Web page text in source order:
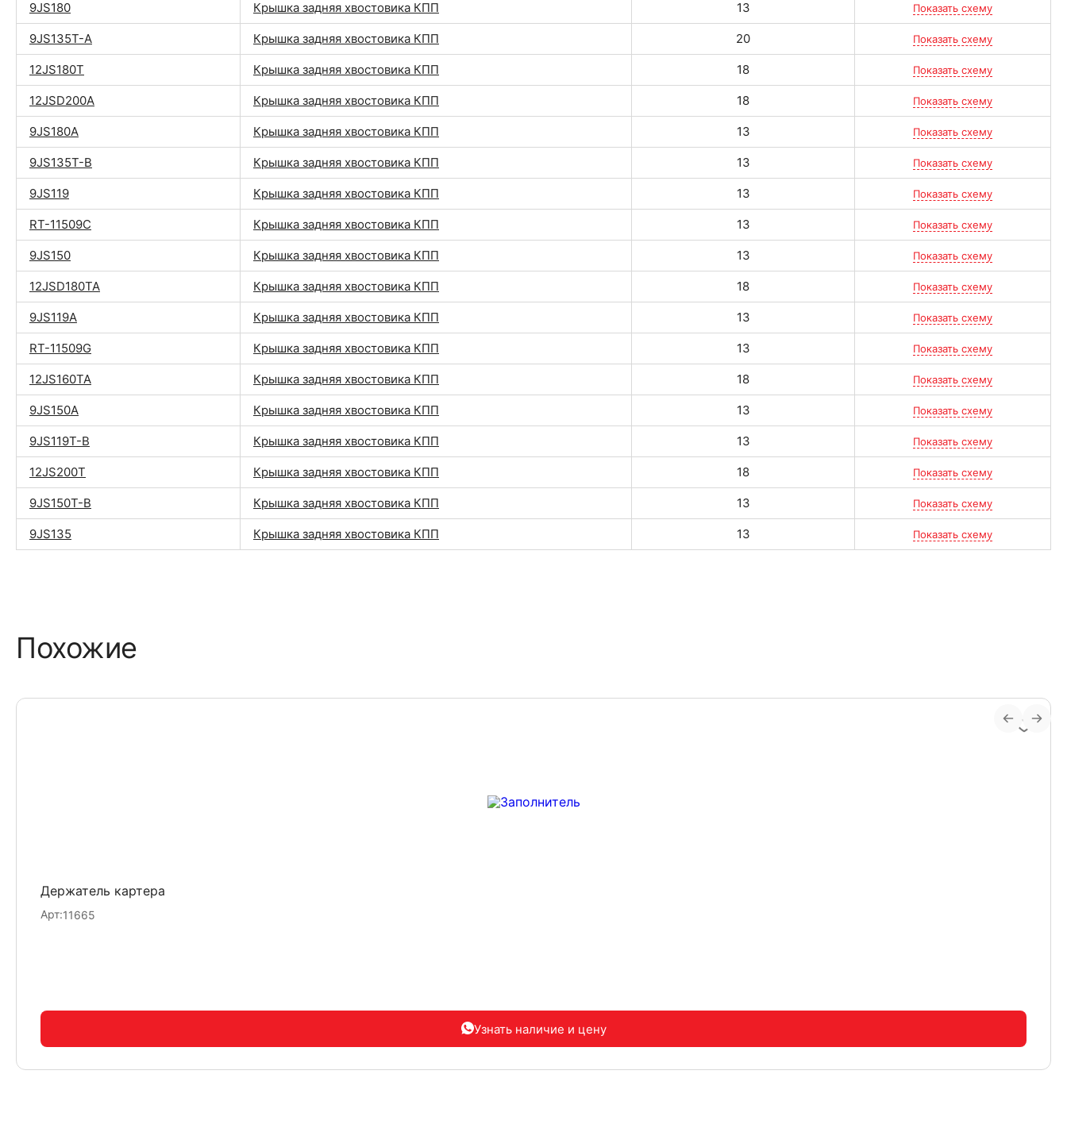
9JS180 Крышка задняя хвостовика КПП 13 Показать схему
9JS135T-A Крышка задняя хвостовика КПП 20 Показать схему
12JS180T Крышка задняя хвостовика КПП 18 Показать схему
12JSD200A Крышка задняя хвостовика КПП 18 Показать схему
9JS180A Крышка задняя хвостовика КПП 13 Показать схему
9JS135T-B Крышка задняя хвостовика КПП 13 Показать схему
9JS119 Крышка задняя хвостовика КПП 13 Показать схему
RT-11509C Крышка задняя хвостовика КПП 13 Показать схему
9JS150 Крышка задняя хвостовика КПП 13 Показать схему
12JSD180TA Крышка задняя хвостовика КПП 18 Показать схему
9JS119A Крышка задняя хвостовика КПП 13 Показать схему
RT-11509G Крышка задняя хвостовика КПП 13 Показать схему
12JS160TA Крышка задняя хвостовика КПП 18 Показать схему
9JS150A Крышка задняя хвостовика КПП 13 Показать схему
9JS119T-B Крышка задняя хвостовика КПП 13 Показать схему
12JS200T Крышка задняя хвостовика КПП 18 Показать схему
9JS150T-B Крышка задняя хвостовика КПП 13 Показать схему
9JS135 Крышка задняя хвостовика КПП 13 Показать схему
Похожие
Держатель картера
Арт:11665
Узнать наличие и цену